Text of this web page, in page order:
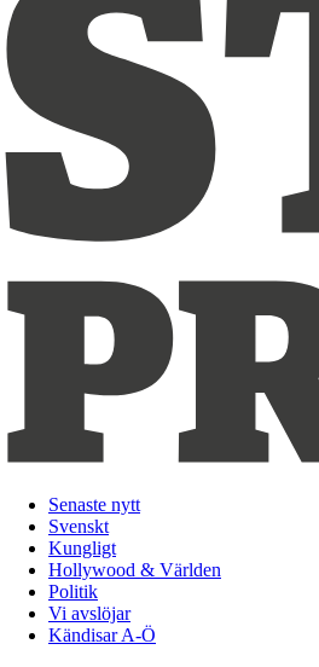
Senaste nytt
Svenskt
Kungligt
Hollywood & Världen
Politik
Vi avslöjar
Kändisar A-Ö